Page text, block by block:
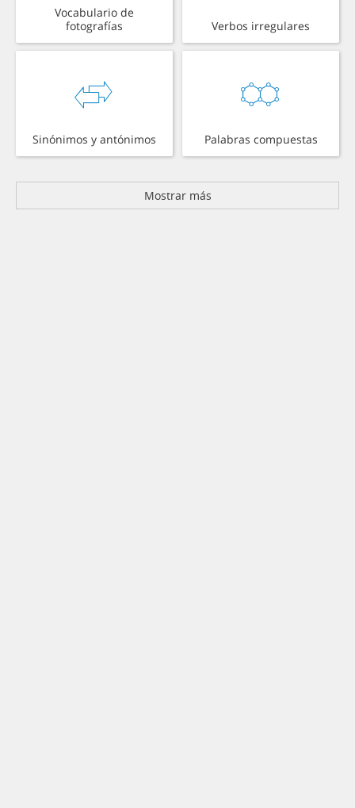
Vocabulario de
fotografías
Verbos irregulares
Sinónimos y antónimos Palabras compuestas
Mostrar más